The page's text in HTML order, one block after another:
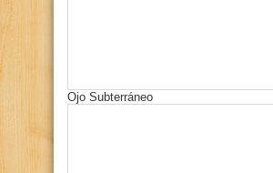
Ojo Subterráneo